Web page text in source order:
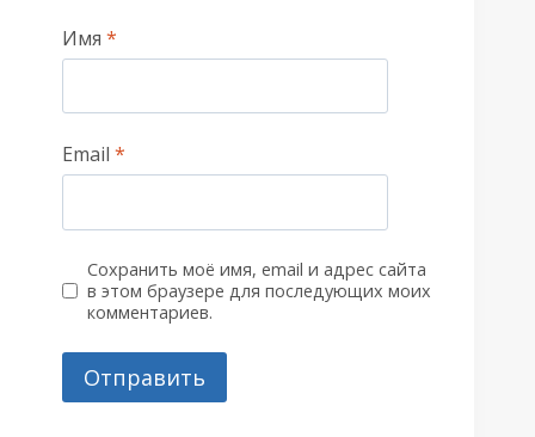
Имя *
Email *
Сохранить моё имя, email и адрес сайта
в этом браузере для последующих моих
комментариев.